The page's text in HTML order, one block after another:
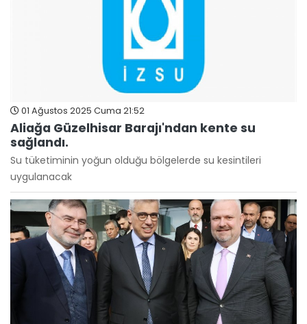
01 Ağustos 2025 Cuma 21:52
Aliağa Güzelhisar Barajı'ndan kente su
sağlandı.
Su tüketiminin yoğun olduğu bölgelerde su kesintileri
uygulanacak